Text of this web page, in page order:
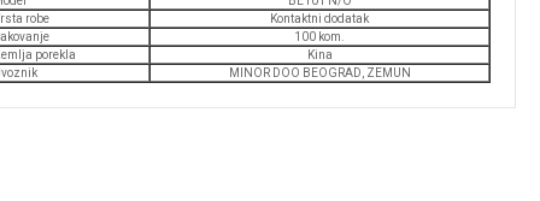
robe
Kontaktni dodatak
100 kom.
porekla
Kina
MINOR DOO BEOGRAD, ZEMUN